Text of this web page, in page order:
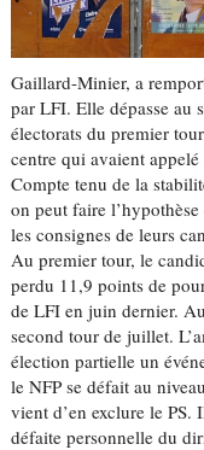
Gaillard-Minier, a
par LFI. Elle dépasse au
électorats du premier
centre qui avaient
Compte tenu de la
on peut faire
les consignes de leurs
Au premier tour, le
perdu 11,9 points de
de LFI en juin dernier.
second tour de juillet.
élection partielle un
le NFP se défait au
vient d’en exclure le PS.
défaite personnelle du